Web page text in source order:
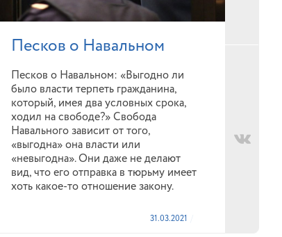
Песков о Навальном
Песков о Навальном: «Выгодно ли
было власти терпеть гражданина,
который, имея два условных срока,
ходил на свободе?» Свобода
Навального зависит от того,
«выгодна» она власти или
«невыгодна». Они даже не делают
вид, что его отправка в тюрьму имеет
хоть какое-то отношение закону.
31.03.2021